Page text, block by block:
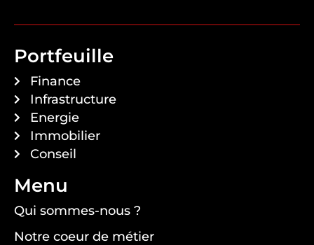
Portfeuille
Finance
Infrastructure
Energie
Immobilier
Conseil
Menu
Qui sommes-nous ?
Notre coeur de métier